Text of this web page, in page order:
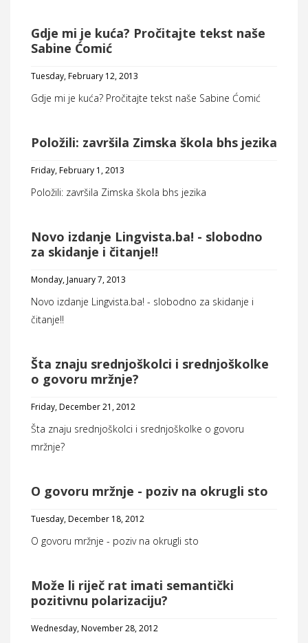
Gdje mi je kuća? Pročitajte tekst naše
Sabine Ćomić
Tuesday, February 12, 2013
Gdje mi je kuća? Pročitajte tekst naše Sabine Ćomić
Položili: završila Zimska škola bhs jezika
Friday, February 1, 2013
Položili: završila Zimska škola bhs jezika
Novo izdanje Lingvista.ba! - slobodno
za skidanje i čitanje!!
Monday, January 7, 2013
Novo izdanje Lingvista.ba! - slobodno za skidanje i
čitanje!!
Šta znaju srednjoškolci i srednjoškolke
o govoru mržnje?
Friday, December 21, 2012
Šta znaju srednjoškolci i srednjoškolke o govoru
mržnje?
O govoru mržnje - poziv na okrugli sto
Tuesday, December 18, 2012
O govoru mržnje - poziv na okrugli sto
Može li riječ rat imati semantički
pozitivnu polarizaciju?
Wednesday, November 28, 2012